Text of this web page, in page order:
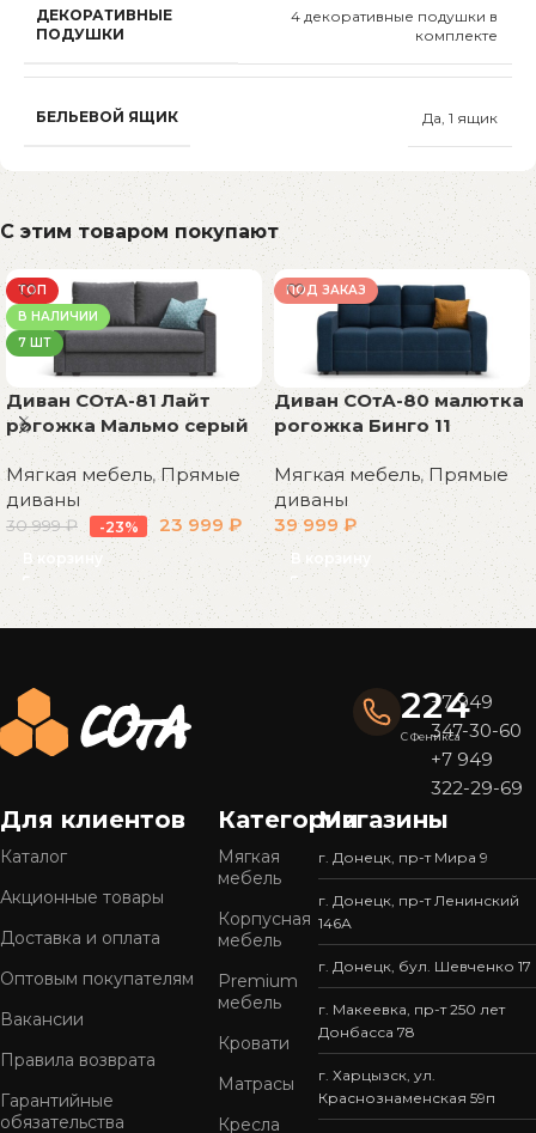
ДЕКОРАТИВНЫЕ
ПОДУШКИ
4 декоративные подушки в
комплекте
БЕЛЬЕВОЙ ЯЩИК Да, 1 ящик
С этим товаром покупают
ТОП
В НАЛИЧИИ
7 ШТ
Диван СОтА-81 Лайт
рогожка Мальмо серый
Мягкая мебель,Прямые
диваны
30 999₽ -23% 23 999 ₽
В корзину
ПОД ЗАКАЗ
Диван СОтА-80 малютка
рогожка Бинго 11
Мягкая мебель, Прямые
диваны
39 999 ₽
В корзину
Read More
224
С Феникса
+7 949
347-30-60
+7 949
322-29-69
Для клиентов
Каталог
Акционные товары
Доставка и оплата
Оптовым покупателям
Вакансии
Правила возврата
Гарантийные
обязательства
Категории
Мягкая
мебель
Корпусная
мебель
Premium
мебель
Кровати
Матрасы
Кресла
Магазины
г. Донецк, пр-т Мира 9
г. Донецк, пр-т Ленинский
146А
г. Донецк, бул. Шевченко 17
г. Макеевка, пр-т 250 лет
Донбасса 78
г. Харцызск, ул.
Краснознаменская 59п